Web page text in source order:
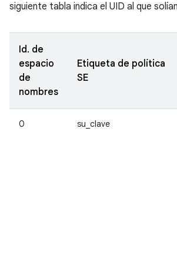
siguiente tabla indica el UID al que
Id. de
espacio
de
nombres
Etiqueta de política
SE
0 su_clave